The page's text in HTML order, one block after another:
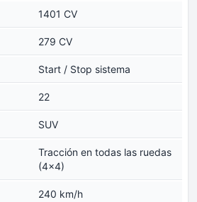
1401 CV
279 CV
Start / Stop sistema
22
SUV
Tracción en todas las ruedas
(4x4)
240 km/h